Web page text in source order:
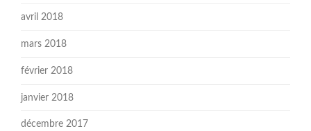
avril 2018
mars 2018
février 2018
janvier 2018
décembre 2017